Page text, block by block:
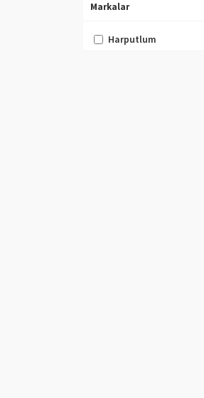
Markalar
Harputlum